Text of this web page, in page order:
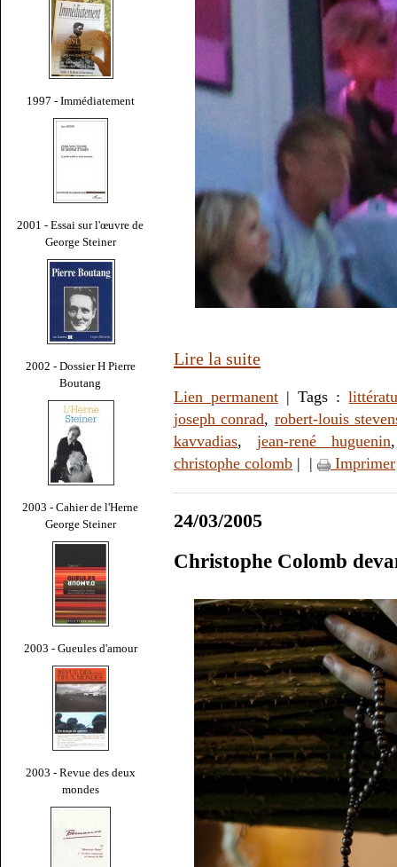
1997 - Immédiatement
2001 - Essai sur l'œuvre de
George Steiner
2002 - Dossier H Pierre
Boutang
2003 - Cahier de l'Herne
George Steiner
2003 - Gueules d'amour
2003 - Revue des deux
mondes
Lire la suite
Lien permanent | Tags :
joseph conrad, robert-louis
kavvadias,jean-rené huguenin
christophe colomb | | Imprimer
24/03/2005
Christophe Colomb